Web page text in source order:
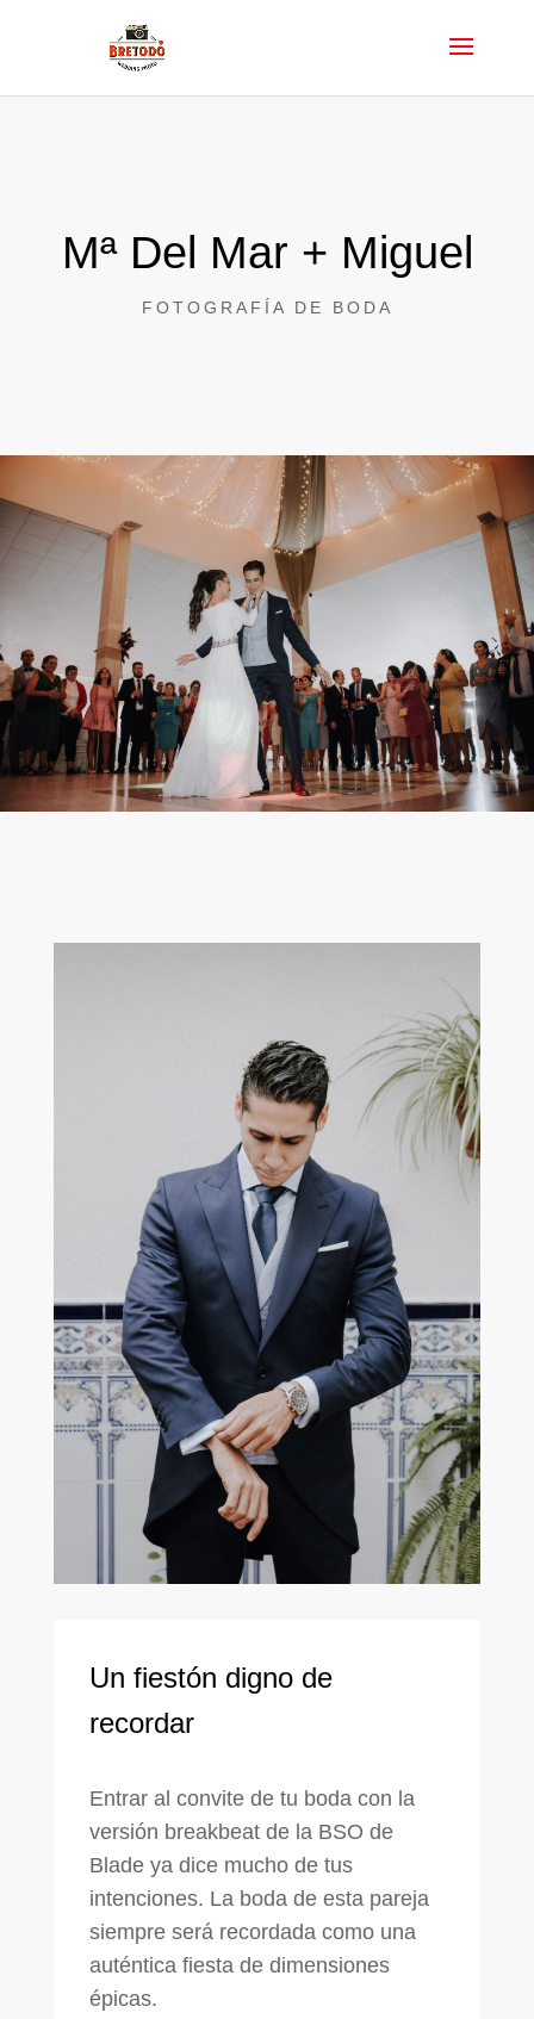
Mª Del Mar + Miguel
FOTOGRAFÍA DE BODA
Un fiestón digno de
recordar
Entrar al convite de tu boda con la
versión breakbeat de la BSO de
Blade ya dice mucho de tus
intenciones. La boda de esta pareja
siempre será recordada como una
auténtica fiesta de dimensiones
épicas.